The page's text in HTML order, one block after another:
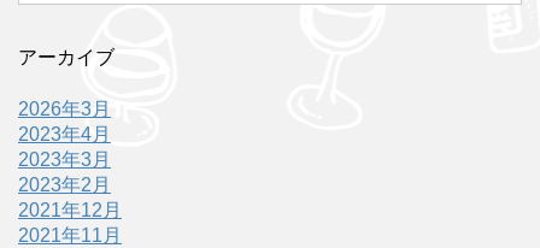
アーカイブ
2026年3月
2023年4月
2023年3月
2023年2月
2021年12月
2021年11月